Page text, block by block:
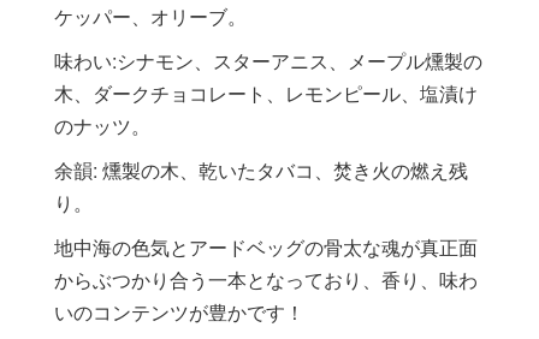
ケッパー、オリーブ。
味わい:シナモン、スターアニス、メープル燻製の
木、ダークチョコレート、レモンピール、塩漬け
のナッツ。
余韻: 燻製の木、乾いたタバコ、焚き火の燃え残
り。
地中海の色気とアードベッグの骨太な魂が真正面
からぶつかり合う一本となっており、香り、味わ
いのコンテンツが豊かです！